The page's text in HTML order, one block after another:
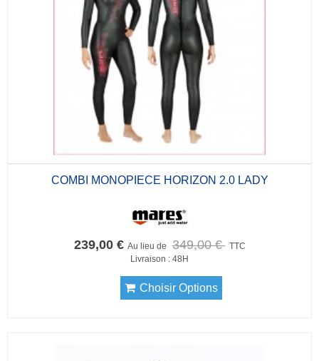
COMBI MONOPIECE HORIZON 2.0 LADY
239,00 € Au lieu de 349,00 € TTC
Livraison : 48H
Choisir Options